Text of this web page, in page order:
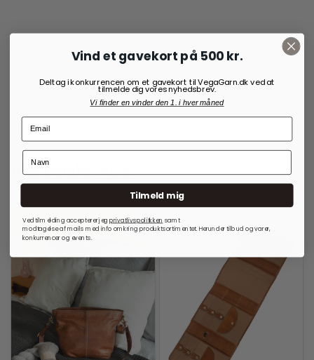
Vi anbefaler også:
Vind et gavekort på 500 kr.
Deltag i konkurrencen om et gavekort til VegaGarn.dk ved at
tilmelde dig vores nyhedsbrev.
Vi finder en vinder den 1. i hver måned
Tilmeld mig
Ved tilmelding accepterer jegprivatlivspolitkken samt
modtagelse af mails med info omkring produktsortimentet. Herunder tilbud og varer,
konkurrencer og events.